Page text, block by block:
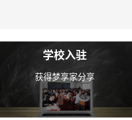
学校入驻
获得梦享家分享